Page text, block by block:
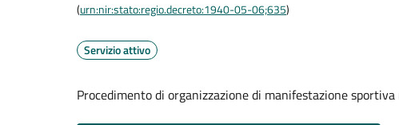
(urn:nir:stato:regio.decreto:1940-05-06;635)
Servizio attivo
Procedimento di organizzazione di manifestazione